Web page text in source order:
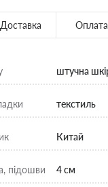
Доставка Оплата
штучна
текстиль
Китай
підошви 4 см